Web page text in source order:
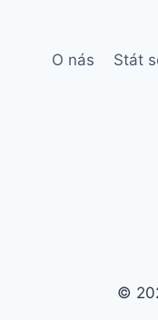
O nás Stát
©